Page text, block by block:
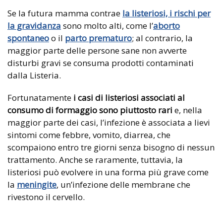
Se la futura mamma contrae la listeriosi, i rischi per
la gravidanza sono molto alti, come l’aborto
spontaneoo il parto prematuro; al contrario, la
maggior parte delle persone sane non avverte
disturbi gravi se consuma prodotti contaminati
dalla Listeria.
Fortunatamente i casi di listeriosi associati al
consumo di formaggio sono piuttosto rari e, nella
maggior parte dei casi, l’infezione è associata a lievi
sintomi come febbre, vomito, diarrea, che
scompaiono entro tre giorni senza bisogno di nessun
trattamento. Anche se raramente, tuttavia, la
listeriosi può evolvere in una forma più grave come
la meningite, un’infezione delle membrane che
rivestono il cervello.